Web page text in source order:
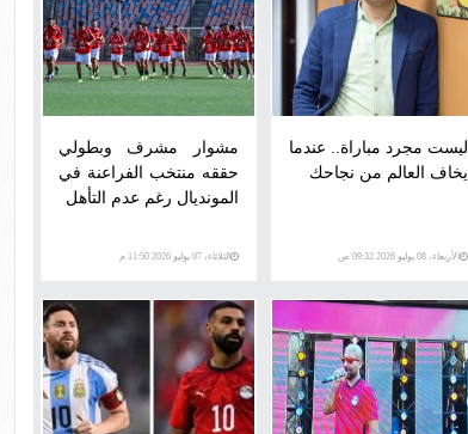
ليست مجرد مباراة.. عندما
يخاف العالم من نجاحك
الأربعاء، 08 يوليو 2026 09:32 ص
مشوار مشرف وبطولي
حققه منتخب الفراعنة في
المونديال رغم عدم التأهل
الثلاثاء، 07 يوليو 2026 11:50 م